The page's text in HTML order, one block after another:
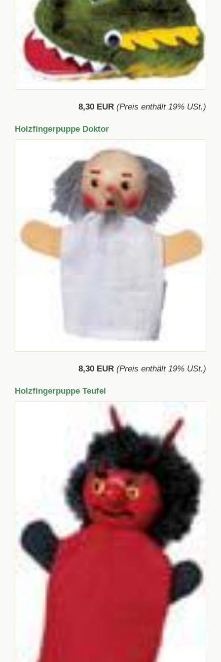
8,30 EUR (Preis enthält 19% USt.)
Holzfingerpuppe Doktor
8,30 EUR (Preis enthält 19% USt.)
Holzfingerpuppe Teufel